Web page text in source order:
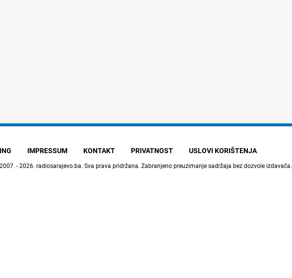
IMPRESSUM KONTAKT PRIVATNOST USLOVI KORIŠTENJA
- 2026. radiosarajevo.ba. Sva prava pridržana. Zabranjeno preuzimanje sadržaja bez dozvole izdavača.